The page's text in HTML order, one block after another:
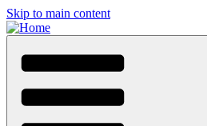
Skip to main content